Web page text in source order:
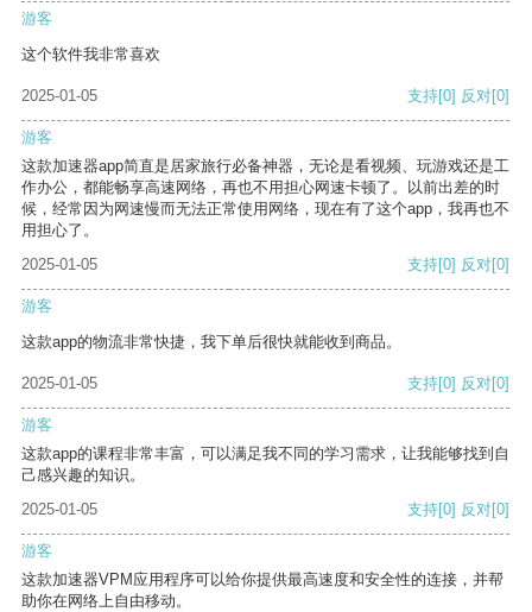
游客
这个软件我非常喜欢
2025-01-05 支持[0] 反对[0]
游客
这款加速器app简直是居家旅行必备神器，无论是看视频、玩游戏还是工
作办公，都能畅享高速网络，再也不用担心网速卡顿了。以前出差的时
候，经常因为网速慢而无法正常使用网络，现在有了这个app，我再也不
用担心了。
2025-01-05
支持[0] 反对[0]
游客
这款app的物流非常快捷，我下单后很快就能收到商品。
2025-01-05 支持[0] 反对[0]
游客
这款app的课程非常丰富，可以满足我不同的学习需求，让我能够找到自
己感兴趣的知识。
2025-01-05
支持[0] 反对[0]
游客
这款加速器VPM应用程序可以给你提供最高速度和安全性的连接，并帮
助你在网络上自由移动。